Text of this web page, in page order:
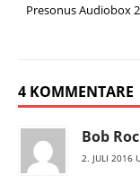
Presonus Audiobox
4 KOMMENTARE
Bob
2. JULI 2016